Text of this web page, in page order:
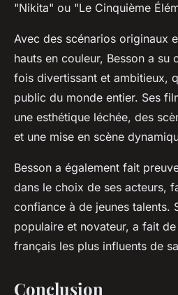
"Nikita" ou "Le Cinquième
Avec des scénarios originaux
hauts en couleur, Besson a su
fois divertissant et ambitieux,
public du monde entier. Ses
une esthétique léchée, des
et une mise en scène
Besson a également fait
dans le choix de ses acteurs,
confiance à de jeunes talents.
populaire et novateur, a fait de
français les plus influents de
Conclusion